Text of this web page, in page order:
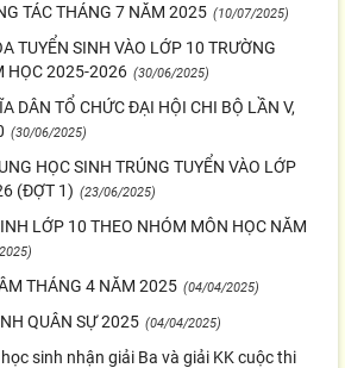
TÁC THÁNG 7 NĂM 2025 (10/07/2025)
TUYỂN SINH VÀO LỚP 10 TRƯỜNG
HỌC 2025-2026 (30/06/2025)
DÂN TỔ CHỨC ĐẠI HỘI CHI BỘ LẦN V,
(30/06/2025)
HỌC SINH TRÚNG TUYỂN VÀO LỚP
(ĐỢT 1) (23/06/2025)
LỚP 10 THEO NHÓM MÔN HỌC NĂM
THÁNG 4 NĂM 2025 (04/04/2025)
QUÂN SỰ 2025 (04/04/2025)
sinh nhận giải Ba và giải KK cuộc thi